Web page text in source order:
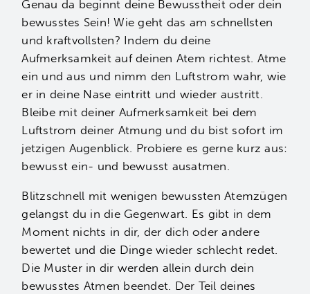
Genau da beginnt deine Bewusstheit oder dein
bewusstes Sein! Wie geht das am schnellsten
und kraftvollsten? Indem du deine
Aufmerksamkeit auf deinen Atem richtest. Atme
ein und aus und nimm den Luftstrom wahr, wie
er in deine Nase eintritt und wieder austritt.
Bleibe mit deiner Aufmerksamkeit bei dem
Luftstrom deiner Atmung und du bist sofort im
jetzigen Augenblick. Probiere es gerne kurz aus:
bewusst ein- und bewusst ausatmen.
Blitzschnell mit wenigen bewussten Atemzügen
gelangst du in die Gegenwart. Es gibt in dem
Moment nichts in dir, der dich oder andere
bewertet und die Dinge wieder schlecht redet.
Die Muster in dir werden allein durch dein
bewusstes Atmen beendet. Der Teil deines